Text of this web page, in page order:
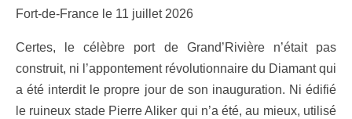
Fort-de-France le 11 juillet 2026
Certes, le célèbre port de Grand’Rivière n’était pas
construit, ni l’appontement révolutionnaire du Diamant qui
a été interdit le propre jour de son inauguration. Ni édifié
le ruineux stade Pierre Aliker qui n’a été, au mieux, utilisé